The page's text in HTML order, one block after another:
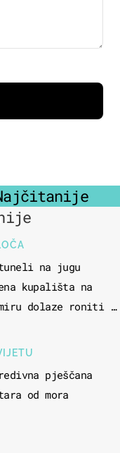
na jugu
kupališta na
dolaze roniti i
pješčana
od mora